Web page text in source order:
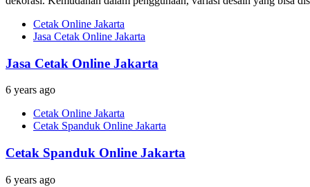
Cetak Online Jakarta
Jasa Cetak Online Jakarta
Jasa Cetak Online Jakarta
6 years ago
Cetak Online Jakarta
Cetak Spanduk Online Jakarta
Cetak Spanduk Online Jakarta
6 years ago